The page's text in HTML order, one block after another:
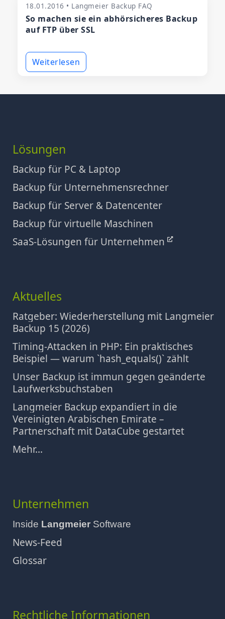
18.01.2016 • Langmeier Backup FAQ
So machen sie ein abhörsicheres Backup
auf FTP über SSL
Weiterlesen
Lösungen
Backup für PC & Laptop
Backup für Unternehmensrechner
Backup für Server & Datencenter
Backup für virtuelle Maschinen
SaaS-Lösungen für Unternehmen
Aktuelles
Ratgeber: Wiederherstellung mit Langmeier
Backup 15 (2026)
Timing‑Attacken in PHP: Ein praktisches
Beispiel — warum `hash_equals()` zählt
Unser Backup ist immun gegen geänderte
Laufwerksbuchstaben
Langmeier Backup expandiert in die
Vereinigten Arabischen Emirate –
Partnerschaft mit DataCube gestartet
Mehr...
Unternehmen
Inside Langmeier Software
News-Feed
Glossar
Rechtliche Informationen